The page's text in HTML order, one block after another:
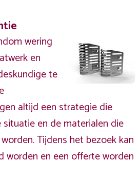
wering
en
te
altijd een strategie die
en de materialen die
Tijdens het bezoek kan
worden en een offerte worden